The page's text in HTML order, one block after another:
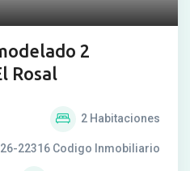
2
Rosal
2 Habitaciones
26-22316 Codigo Inmobiliario